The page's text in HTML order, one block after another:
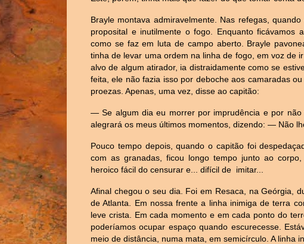
Brayle montava admiravelmente. Nas refegas,
proposital e inutilmente o fogo. Enquanto ficávamos
como se faz em luta de campo aberto. Brayle
tinha de levar uma ordem na linha de fogo, em voz de
alvo de algum atirador, ia distraidamente como se
feita, ele não fazia isso por deboche aos camaradas
proezas. Apenas, uma vez, disse ao capitão:
— Se algum dia eu morrer por imprudência e por
alegrará os meus últimos momentos, dizendo: — Não
Pouco tempo depois, quando o capitão foi
com as granadas, ficou longo tempo junto ao
heroico fácil do censurar e... difícil de imitar...
Afinal chegou o seu dia. Foi em Resaca, na Geórgia,
de Atlanta. Em nossa frente a linha inimiga de terra
leve crista. Em cada momento e em cada ponto do
poderíamos ocupar espaço quando escurecesse.
meio de distância, numa mata, em semicírculo. A linha